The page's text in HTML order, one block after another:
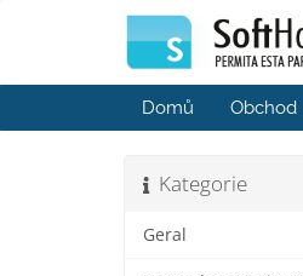
Domů Obchod
Kategorie
Geral